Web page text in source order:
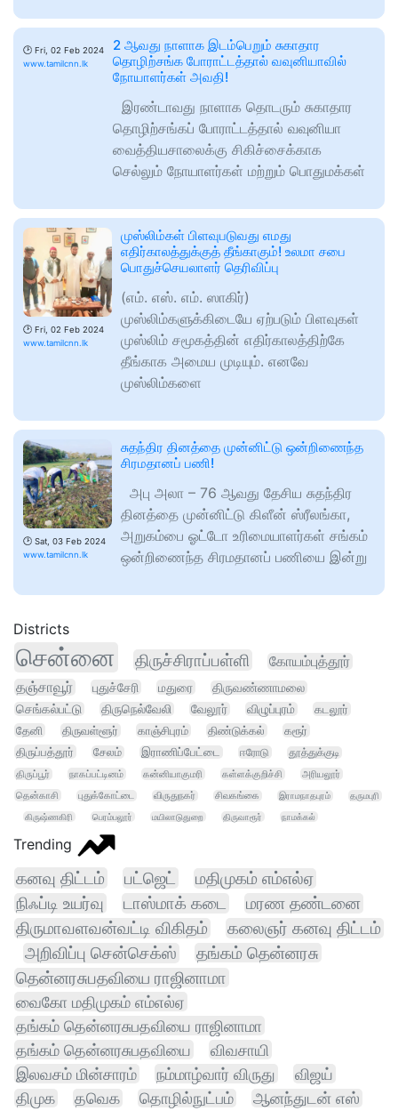
🕑 Fri, 02 Feb 2024
www.tamilcnn.lk
2 ஆவது நாளாக இடம்பெறும் சுகாதார
தொழிற்சங்க போராட்டத்தால் வவுனியாவில்
நோயாளர்கள் அவதி!
இரண்டாவது நாளாக தொடரும் சுகாதார
தொழிற்சங்கப் போராட்டத்தால் வவுனியா
வைத்தியசாலைக்கு சிகிச்சைக்காக
செல்லும் நோயாளர்கள் மற்றும் பொதுமக்கள்
🕑 Fri, 02 Feb 2024
www.tamilcnn.lk
முஸ்லிம்கள் பிளவுபடுவது எமது
எதிர்காலத்துக்குத் தீங்காகும்! உலமா சபை
பொதுச்செயலாளர் தெரிவிப்பு
(எம். எஸ். எம். ஸாகிர்)
முஸ்லிம்களுக்கிடையே ஏற்படும் பிளவுகள்
முஸ்லிம் சமூகத்தின் எதிர்காலத்திற்கே
தீங்காக அமைய முடியும். எனவே
முஸ்லிம்களை
🕑 Sat, 03 Feb 2024
www.tamilcnn.lk
சுதந்திர தினத்தை முன்னிட்டு ஒன்றிணைந்த
சிரமதானப் பணி!
அபு அலா – 76 ஆவது தேசிய சுதந்திர
தினத்தை முன்னிட்டு கிளீன் ஸ்ரீலங்கா,
அறுகம்பை ஓட்டோ உரிமையாளர்கள் சங்கம்
ஒன்றிணைந்த சிரமதானப் பணியை இன்று
Districts
சென்னை திருச்சிராப்பள்ளி
கோயம்புத்தூர்
தஞ்சாவூர்
புதுச்சேரி மதுரை
திருவண்ணாமலை
செங்கல்பட்டு
திருநெல்வேலி வேலூர் விழுப்புரம்
கடலூர்
தேனி
திருவள்ளூர் காஞ்சிபுரம் திண்டுக்கல்
கரூர்
திருப்பத்தூர்
சேலம் இராணிப்பேட்டை ஈரோடு
தூத்துக்குடி
திருப்பூர்
நாகப்பட்டினம் கன்னியாகுமரி கள்ளக்குறிச்சி
அரியலூர்
தென்காசி
புதுக்கோட்டை விருதுநகர் சிவகங்கை இராமநாதபுரம் தருமபுரி
கிருஷ்ணகிரி பெரம்பலூர் மயிலாடுதுறை திருவாரூர் நாமக்கல்
Trending
கனவு திட்டம் பட்ஜெட்
மதிமுகம் எம்எல்ஏ
நிஃப்டி உயர்வு
டாஸ்மாக் கடை
மரண தண்டனை
திருமாவளவன்வட்டி விகிதம்
கலைஞர் கனவு திட்டம்
அறிவிப்பு சென்செக்ஸ்
தங்கம் தென்னரசு
தென்னரசுபதவியை ராஜினாமா
வைகோ மதிமுகம் எம்எல்ஏ
தங்கம் தென்னரசுபதவியை ராஜினாமா
தங்கம் தென்னரசுபதவியை
விவசாயி
இலவசம் மின்சாரம்
நம்மாழ்வார் விருது விஜய்
திமுக தவெக தொழில்நுட்பம்
ஆனந்துடன் எஸ்